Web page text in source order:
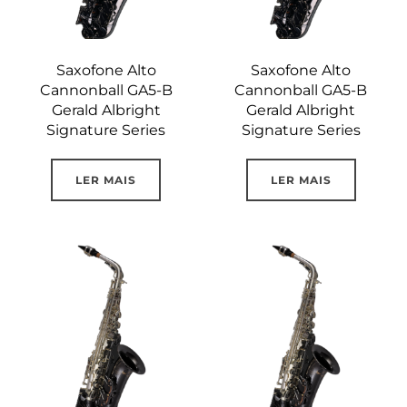
Saxofone Alto
Cannonball GA5-B
Gerald Albright
Signature Series
LER MAIS
Saxofone Alto
Cannonball GA5-B
Gerald Albright
Signature Series
LER MAIS